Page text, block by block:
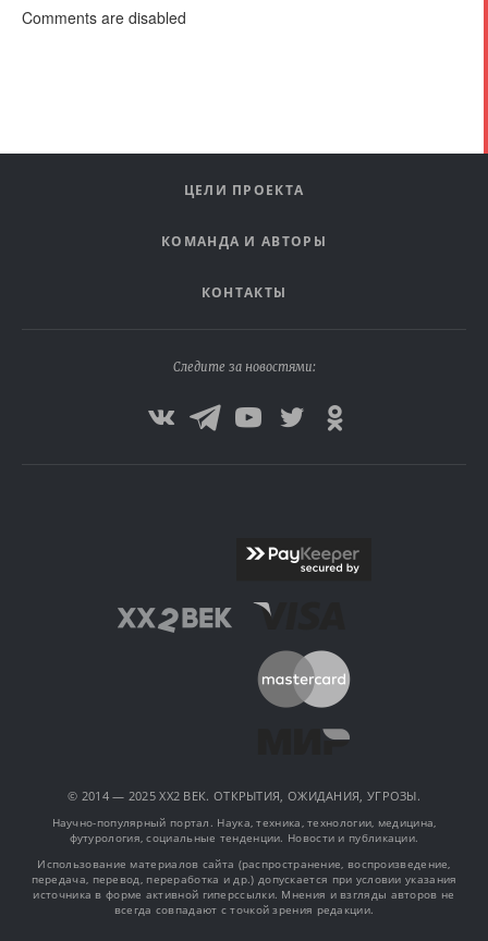
Comments are disabled
ЦЕЛИ ПРОЕКТА
КОМАНДА И АВТОРЫ
КОНТАКТЫ
Следите за новостями:
© 2014 — 2025 XX2 ВЕК. ОТКРЫТИЯ, ОЖИДАНИЯ, УГРОЗЫ.
Научно-популярный портал. Наука, техника, технологии, медицина,
футурология, социальные тенденции. Новости и публикации.
Использование материалов сайта (распространение, воспроизведение,
передача, перевод, переработка и др.) допускается при условии указания
источника в форме активной гиперссылки. Мнения и взгляды авторов не
всегда совпадают с точкой зрения редакции.